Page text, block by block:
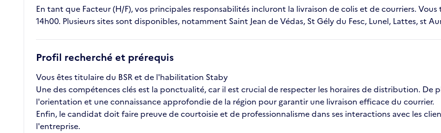
En tant que Facteur (H/F), vos principales responsabilités incluront la livraison de colis et de courriers.
14h00. Plusieurs sites sont disponibles, notamment Saint Jean de Védas, St Gély du Fesc, Lunel, Lattes, st
Profil recherché et prérequis
Vous êtes titulaire du BSR et de l'habilitation Staby
Une des compétences clés est la ponctualité, car il est crucial de respecter les horaires de distribution. De
l'orientation et une connaissance approfondie de la région pour garantir une livraison efficace du courrier.
Enfin, le candidat doit faire preuve de courtoisie et de professionnalisme dans ses interactions avec les
l'entreprise.